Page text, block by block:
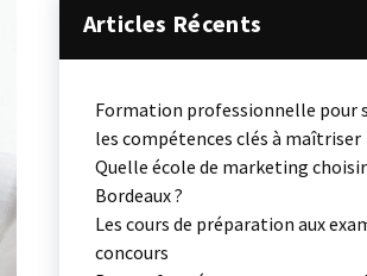
Articles Récents
Formation professionnelle pour
les compétences clés à maîtriser
Quelle école de marketing
Bordeaux ?
Les cours de préparation aux
concours